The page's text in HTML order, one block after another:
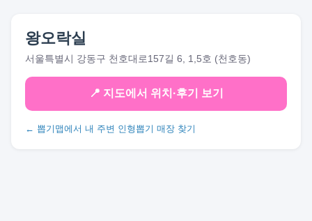
왕오락실
서울특별시 강동구 천호대로157길 6, 1,5호 (천호동)
📍 지도에서 위치·후기 보기
← 뽑기맵에서 내 주변 인형뽑기 매장 찾기